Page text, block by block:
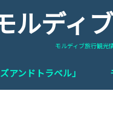
ルディ
モルディブ旅行観光
アンドトラベル」